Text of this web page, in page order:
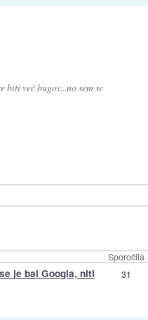
biti več bugov...no sem se
Sporočila
je bal Googla, niti 31